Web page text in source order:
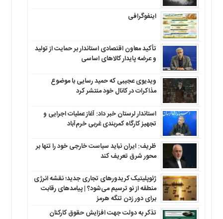
اینفوگرافی
تأکید معاون اقتصادی استاندار بر حمایت از تولید
و عرضه پایدار کالاهای اساسی
ویدیوی عجیبی که حمید رسایی با موضوع
مذاکرات در کانال خود منتشر کرد
استاندار لرستان خبر داد: آغاز عملیات اجرایی و
تجهیز کارگاه کمربندی غربی خرم‌آباد
ظریف: ایران نباید سیاست خارجی خود را تنها بر
محور شرق تعریف کند
ژئوپلیتیک کریدورهای تجاری جدید؛ نقشه انرژی
منطقه‌ از نو ترسیم می‌شود؟ | پیامدهای رقابت
برای دور زدن تنگه هرمز
تذکر به دولت جهت افزایش حقوق کارکنان ‌